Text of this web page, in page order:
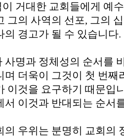
거대한 교회들에게 예
그의 사역의 선포, 그의
의 경고가 될 수 있습니다.
사명과 정체성의 순서를
며 더욱이 그것이 첫 번
이것을 요구하기 때문입
서 이것과 반대되는 순서
의 우위는 분명히 교회의